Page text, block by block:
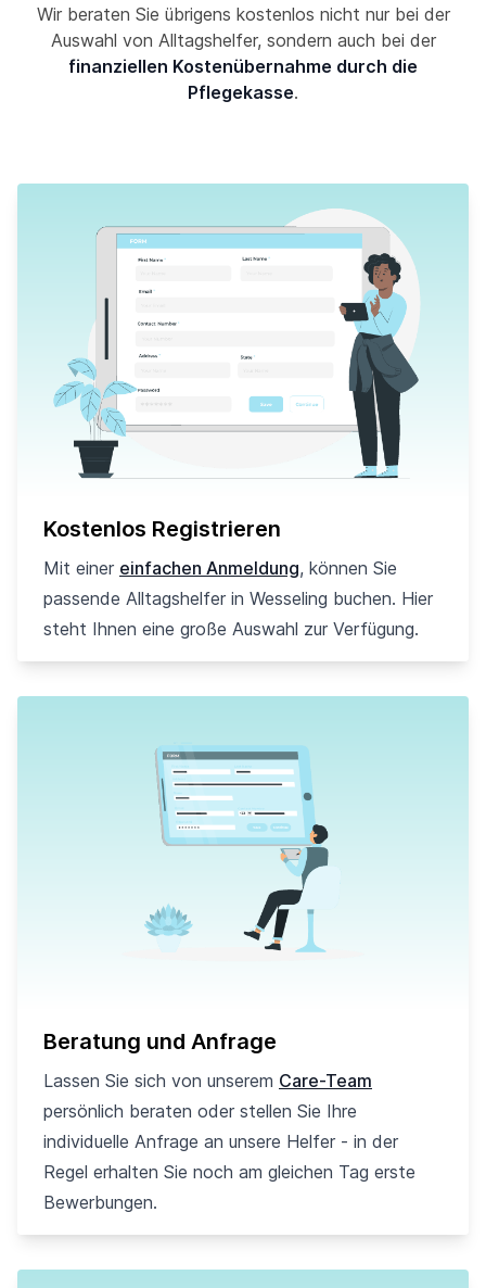
Wir beraten Sie übrigens kostenlos nicht nur bei der
Auswahl von Alltagshelfer, sondern auch bei der
finanziellen Kostenübernahme durch die
Pflegekasse.
Kostenlos Registrieren
Mit einer einfachen Anmeldung, können Sie
passende Alltagshelfer in Wesseling buchen. Hier
steht Ihnen eine große Auswahl zur Verfügung.
Beratung und Anfrage
Lassen Sie sich von unserem Care-Team
persönlich beraten oder stellen Sie Ihre
individuelle Anfrage an unsere Helfer - in der
Regel erhalten Sie noch am gleichen Tag erste
Bewerbungen.